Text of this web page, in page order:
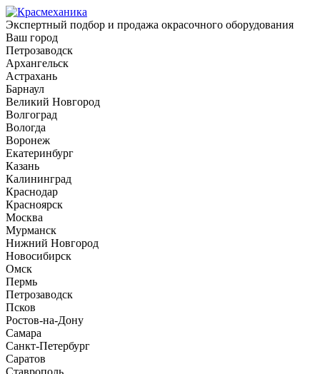
Экспертный подбор и продажа окрасочного оборудования
Ваш город
Петрозаводск
Архангельск
Астрахань
Барнаул
Великий Новгород
Волгоград
Вологда
Воронеж
Екатеринбург
Казань
Калининград
Краснодар
Красноярск
Москва
Мурманск
Нижний Новгород
Новосибирск
Омск
Пермь
Петрозаводск
Псков
Ростов-на-Дону
Самара
Санкт-Петербург
Саратов
Ставрополь